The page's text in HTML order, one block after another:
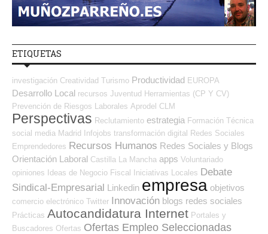
ETIQUETAS
investigación Creatividad Turismo Productividad EUROPA
Desarrollo Local recursos Juventud Herramientas (CP Y CV)
Prevención de Riesgos Laborales Aprodel CLM
Perspectivas Reclutamiento estrategia Formación Técnica
social media Madrid Infojobs transformación digital
Redes Sociales
Emprendedores Recursos Humanos Redes Sociales y Blogs
Orientación Laboral Castilla La Mancha apps Voluntariado
opiniones
Ideas de Negocio Fiscal Iniciativas Locales Debate
Sindical-Empresarial Linkedin empresa objetivos
comercio electrónico Twitter Innovación blogs redes sociales
Prácticas Autocandidatura Internet Portales y
Buscadores Ofertas Ofertas Empleo Seleccionadas